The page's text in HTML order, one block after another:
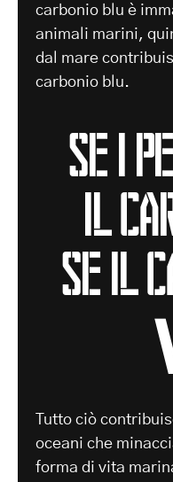
carbonio blu è
animali marini,
dal mare
carbonio blu.
Se i
il
Se il
Tutto ciò
oceani che
forma di vita